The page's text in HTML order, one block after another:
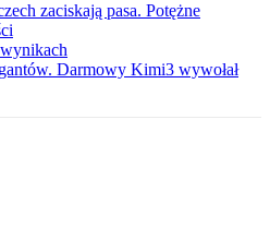
zaciskają pasa. Potężne
Darmowy Kimi3 wywołał